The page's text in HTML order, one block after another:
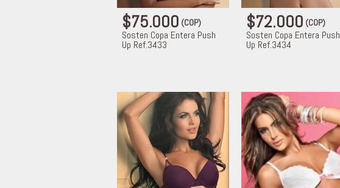
$75.000(COP)
Sosten Copa Entera Push
Up Ref.3433
$72.000(COP)
Sosten Copa Entera Push
Up Ref.3434